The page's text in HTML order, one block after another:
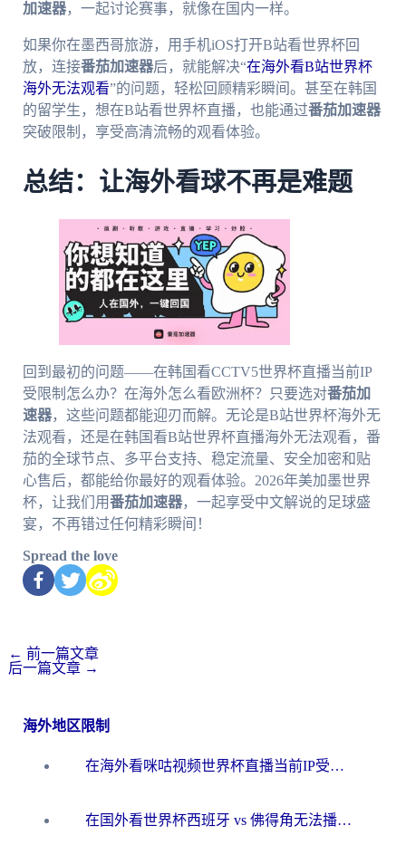
加速器，一起讨论赛事，就像在国内一样。
如果你在墨西哥旅游，用手机iOS打开B站看世界杯回
放，连接番茄加速器后，就能解决“在海外看B站世界杯
海外无法观看”的问题，轻松回顾精彩瞬间。甚至在韩国
的留学生，想在B站看世界杯直播，也能通过番茄加速器
突破限制，享受高清流畅的观看体验。
总结：让海外看球不再是难题
回到最初的问题——在韩国看CCTV5世界杯直播当前IP
受限制怎么办？在海外怎么看欧洲杯？只要选对番茄加
速器，这些问题都能迎刃而解。无论是B站世界杯海外无
法观看，还是在韩国看B站世界杯直播海外无法观看，番
茄的全球节点、多平台支持、稳定流量、安全加密和贴
心售后，都能给你最好的观看体验。2026年美加墨世界
杯，让我们用番茄加速器，一起享受中文解说的足球盛
宴，不再错过任何精彩瞬间！
Spread the love
← 前一篇文章
后一篇文章 →
海外地区限制
在海外看咪咕视频世界杯直播当前IP受限制？这篇指南帮你搞定所有体育赛事观看难题
在国外看世界杯西班牙 vs 佛得角无法播放？这篇指南帮你解锁所有中文体育直播